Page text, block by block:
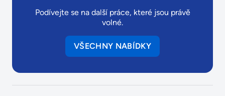
Podívejte se na další práce, které jsou právě
volné.
VŠECHNY NABÍDKY